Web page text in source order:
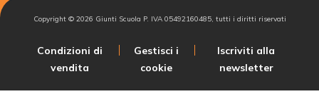
Copyright © 2026 Giunti Scuola P. IVA 05492160485, tutti i diritti riservati
Condizioni di
vendita
Gestisci i
cookie
Iscriviti alla
newsletter